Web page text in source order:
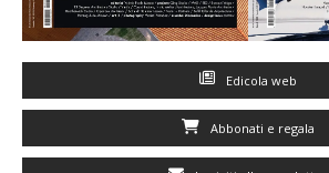
Edicola web
Abbonati e regala